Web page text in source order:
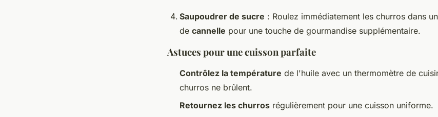
Saupoudrer de sucre : Roulez immédiatement les churros dans
de cannelle pour une touche de gourmandise supplémentaire.
Astuces pour une cuisson parfaite
Contrôlez la température de l'huile avec un thermomètre de
churros ne brûlent.
Retournez les churros régulièrement pour une cuisson uniforme.